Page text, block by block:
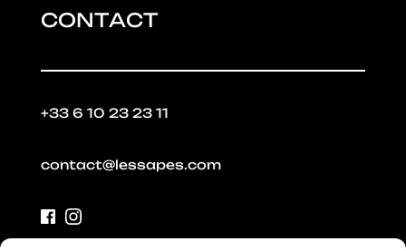
CONTACT
+33 6 10 23 23 11
contact@lessapes.com
Facebook